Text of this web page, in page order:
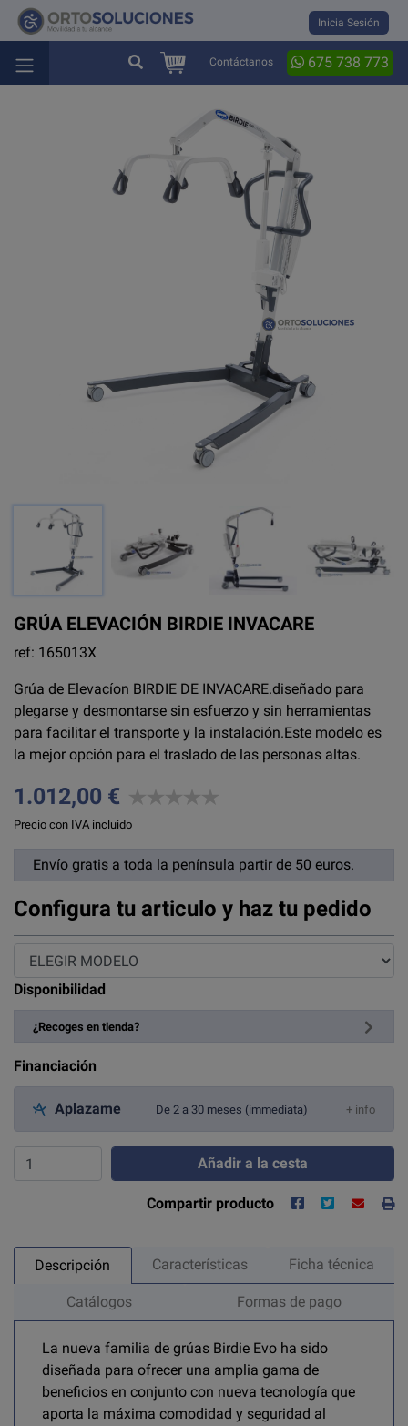
Inicia Sesión
Contáctanos 675 738 773
GRÚA ELEVACIÓN BIRDIE INVACARE
ref: 165013X
Grúa de Elevacíon BIRDIE DE INVACARE.diseñado para
plegarse y desmontarse sin esfuerzo y sin herramientas
para facilitar el transporte y la instalación.Este modelo es
la mejor opción para el traslado de las personas altas.
1.012,00 €
Precio con IVA incluido
Envío gratis a toda la península partir de 50 euros.
Configura tu articulo y haz tu pedido
Disponibilidad
¿Recoges en tienda?
Financiación
Aplazame De 2 a 30 meses (immediata) + info
Añadir a la cesta
Compartir producto
Descripción Características Ficha técnica
Catálogos Formas de pago
La nueva familia de grúas Birdie Evo ha sido
diseñada para ofrecer una amplia gama de
beneficios en conjunto con nueva tecnología que
aporta la máxima comodidad y seguridad al